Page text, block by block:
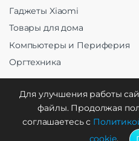
Гаджеты Xiaomi
Товары для дома
Компьютеры и Периферия
Оргтехника
Создание и продвижение
Для улучшения работы
файлы. Продолжая
соглашаетесь с
cookie.